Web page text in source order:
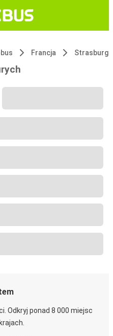
Francja Strasburg
Odkryj ponad 8 000 miejsc